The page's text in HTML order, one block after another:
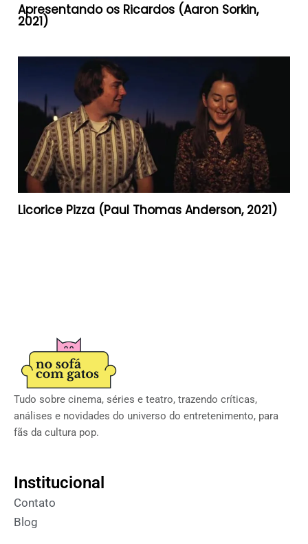
Apresentando os Ricardos (Aaron Sorkin,
2021)
Licorice Pizza (Paul Thomas Anderson, 2021)
Tudo sobre cinema, séries e teatro, trazendo críticas,
análises e novidades do universo do entretenimento, para
fãs da cultura pop.
Institucional
Contato
Blog